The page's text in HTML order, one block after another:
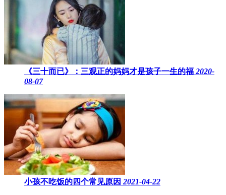
《三十而已》：三观正的妈妈才是孩子一生的福 2020-
08-07
小孩不吃饭的四个常见原因 2021-04-22